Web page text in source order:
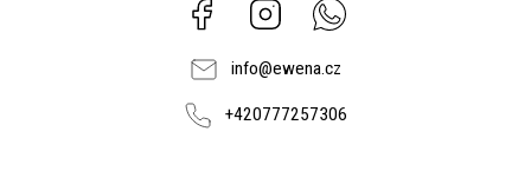
Facebook Instagram
info@ewena.cz
+420777257306